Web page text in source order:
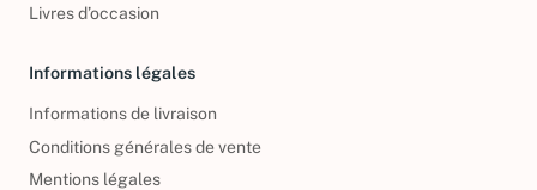
Livres d’occasion
Informations légales
Informations de livraison
Conditions générales de vente
Mentions légales